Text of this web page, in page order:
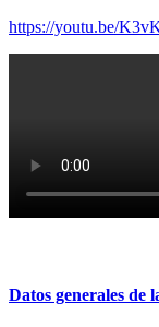
https://youtu.be/
Datos generales de